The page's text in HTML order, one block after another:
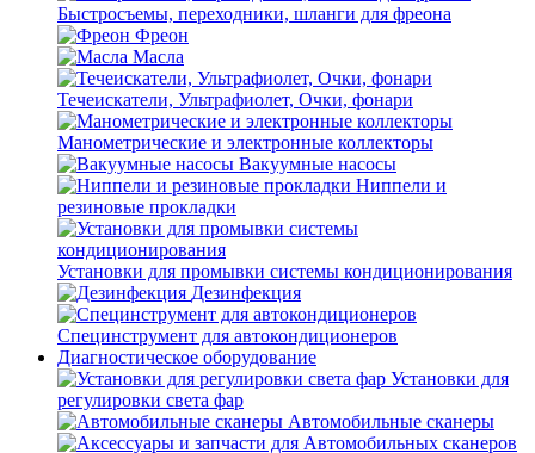
Быстросъемы, переходники, шланги для фреона
Фреон
Масла
Течеискатели, Ультрафиолет, Очки, фонари
Манометрические и электронные коллекторы
Вакуумные насосы
Ниппели и
резиновые прокладки
Установки для промывки системы кондиционирования
Дезинфекция
Специнструмент для автокондиционеров
Диагностическое оборудование
Установки для
регулировки света фар
Автомобильные сканеры